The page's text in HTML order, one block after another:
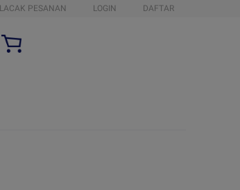
LACAK PESANAN LOGIN DAFTAR